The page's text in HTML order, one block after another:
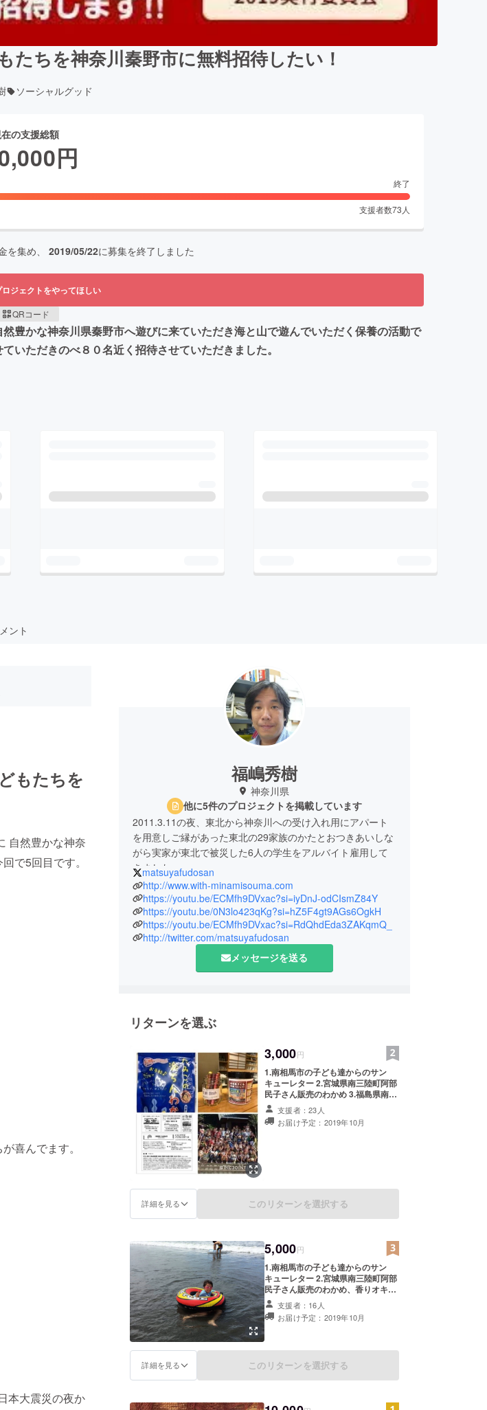
たちを神奈川秦野市に無料招待したい！
ソーシャルグッド
の支援総額
円
終了
支援者数73 人
を集め、 2019/05/22に募集を終了しました
ロジェクトをやってほしい
QRコード
豊かな神奈川県秦野市へ遊びに来ていただき海と山で遊んでいただく保養の活動で
いただきのべ８０名近く招待させていただきました。
ント
もたちを
自然豊かな神奈
で5回目です。
喜んでます。
本大震災の夜か
福嶋秀樹
神奈川県
他に5件のプロジェクトを掲載しています
2011.3.11の夜、東北から神奈川への受け入れ用にアパート
を用意しご縁があった東北の29家族のかたとおつきあいしな
がら実家が東北で被災した6人の学生をアルバイト雇用して
きました。
2011年から継続して主に宮城県南三陸町でボランティ活動を
しています。並行して、いまは福島県南相馬市から神奈川県
秦野市へ子ども達を全額チャリティで招待する保養活動を始
めて9年目になります。
南相馬市や秦野市の教育委員会様をはじめとして本当に多く
福島県南相馬市から子ども達を招待させていただくのも今年
9度目となります。秋に災害ボランティア活動を4年の宮城県
南三陸町へ連れて行くこと3回。
東日本大震災以降、宮城県南三陸町、西日本豪雨被災の地、
岡山県倉敷市真備町、その後は千葉県富津市、神奈川県相模
原市、福島県南相馬市、いわき市で災害ボランティア活動を
させていただきました。
2020年7月からコロナの影響を受け食に困っている方々へ食
野市で3拠点を運営し、毎月200名の方へ提供。
担当）
活動のキーワードは「子ども」です。
みなさま、どうぞよろしくお願い申し上げます。
NHK FM横浜、テレビ朝日、書籍、神奈川新聞、毎日新聞、
福島民報社、福島民友社、ケーブルテレビJ:COM、タウン
ニュース、秦野市広報、全国14のケーブルテレビにて一か月
matsuyafudosan
http://www.with-minamisouma.com
https://youtu.be/ECMfh9DVxac?si=iyDnJ-odCIsmZ84Y
https://youtu.be/0N3lo423qKg?si=hZ5F4gt9AGs6OgkH
https://youtu.be/ECMfh9DVxac?si=RdQhdEda3ZAKqmQ_
http://twitter.com/matsuyafudosan
メッセージを送る
リターンを選ぶ
3,000円
1.南相馬市の子ども達からのサン
キューレター 2.宮城県南三陸町阿部
民子さん販売のわかめ 3.福島県南相
馬市まきちゃん作成の鉛筆ホルダー
4.ご芳名記載のパンフレット （※支
援時、必ず備考欄にご希望のお名前
には税理士チェック後の収支計算書
を提出いたします。 収支計算作成及
をされていらっしゃいましたら非公
開のグループへご招待申し上げます
のでぜひご参加ください。
支援者：23人
お届け予定：2019年10月
詳細を見る このリターンを選択する
5,000円
1.南相馬市の子ども達からのサン
キューレター 2.宮城県南三陸町阿部
民子さん販売のわかめ、香りオキア
ミ、ぱりぱりめかぶ３点（季節や取
れ高により変更の可能性あり） 3.福
島県南相馬市まきちゃん作成の鉛筆
のお名前をご記入ください。 ） 5.税
理士チェック後の収支計算書 ※ご協
支援者：16人
お届け予定：2019年10月
詳細を見る このリターンを選択する